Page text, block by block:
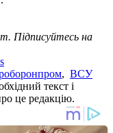
Підписуйтесь на
, ВСУ
текст і
це редакцію.